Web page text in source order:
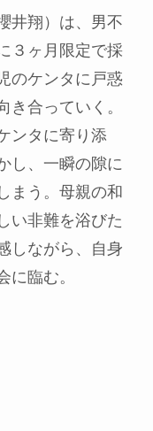
井翔）は、男不
３ヶ月限定で採
のケンタに戸惑
き合っていく。
ンタに寄り添
し、一瞬の隙に
まう。母親の和
い非難を浴びた
しながら、自身
に臨む。